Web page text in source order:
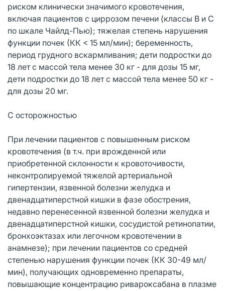
риском клинически значимого кровотечения,
включая пациентов с циррозом печени (классы B и C
по шкале Чайлд-Пью); тяжелая степень нарушения
функции почек (КК < 15 мл/мин); беременность,
период грудного вскармливания; дети подростки до
18 лет с массой тела менее 30 кг - для дозы 15 мг,
дети подростки до 18 лет с массой тела менее 50 кг -
для дозы 20 мг.
С осторожностью
При лечении пациентов с повышенным риском
кровотечения (в т.ч. при врожденной или
приобретенной склонности к кровоточивости,
неконтролируемой тяжелой артериальной
гипертензии, язвенной болезни желудка и
двенадцатиперстной кишки в фазе обострения,
недавно перенесенной язвенной болезни желудка и
двенадцатиперстной кишки, сосудистой ретинопатии,
бронхоэктазах или легочном кровотечении в
анамнезе); при лечении пациентов со средней
степенью нарушения функции почек (КК 30-49 мл/
мин), получающих одновременно препараты,
повышающие концентрацию ривароксабана в плазме